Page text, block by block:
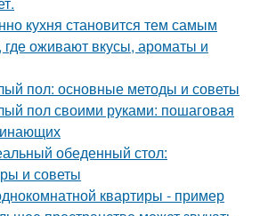
кухня становится тем самым
оживают вкусы, ароматы и
пол: основные методы и советы
пол своими руками: пошаговая
обеденный стол:
и советы
квартиры - пример